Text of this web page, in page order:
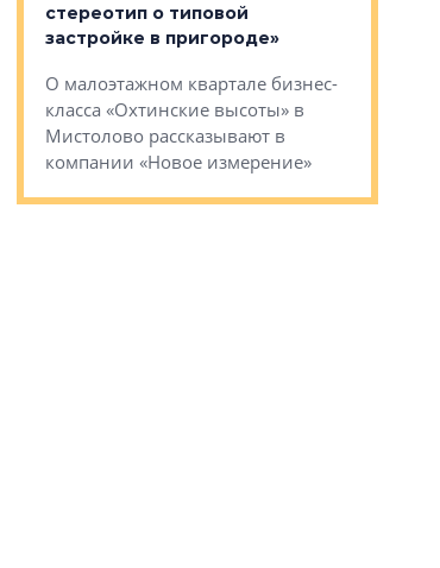
стереотип о типовой
застройке в пригороде»
О малоэтажном квартале бизнес-
класса «Охтинские высоты» в
Мистолово рассказывают в
компании «Новое измерение»